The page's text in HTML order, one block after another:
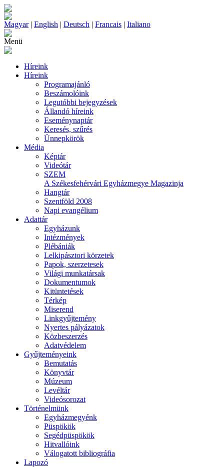
Magyar| English | Deutsch | Francais | Italiano
Menü
Híreink
Híreink
Programajánló
Beszámolóink
Legutóbbi bejegyzések
Állandó híreink
Eseménynaptár
Keresés, szűrés
Ünnepkörök
Média
Képtár
Videótár
SZEM
A Székesfehérvári Egyházmegye Magazinja
Hangtár
Szentföld 2008
Napi evangélium
Adattár
Egyházunk
Intézmények
Plébániák
Lelkipásztori körzetek
Papok, szerzetesek
Világi munkatársak
Dokumentumok
Kitüntetések
Térkép
Miserend
Linkgyűjtemény
Nyertes pályázatok
Közbeszerzés
Adatvédelem
Gyűjteményeink
Bemutatás
Könyvtár
Múzeum
Levéltár
Videósorozat
Történelmünk
Egyházmegyénk
Püspökök
Segédpüspökök
Hitvallóink
Válogatott bibliográfia
Lapozó